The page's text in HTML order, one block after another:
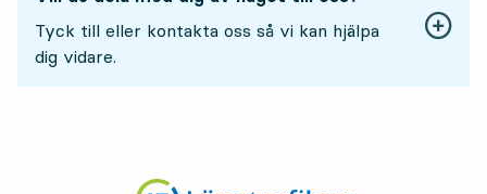
Tyck till eller kontakta oss så vi kan hjälpa
dig vidare.